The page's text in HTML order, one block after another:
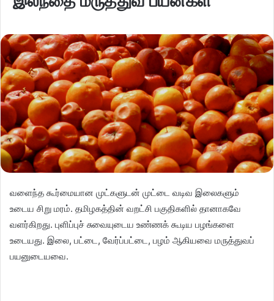
வளைந்த கூர்மையான முட்களுடன் முட்டை வடிவ இலைகளும்
உடைய சிறு மரம். தமிழகத்தின் வறட்சி பகுதிகளில் தானாகவே
வளர்கிறது. புளிப்புச் சுவையுடைய உண்ணக் கூடிய பழங்களை
உடையது. இலை, பட்டை, வேர்ப்பட்டை, பழம் ஆகியவை மருத்துவப்
பயனுடையவை.